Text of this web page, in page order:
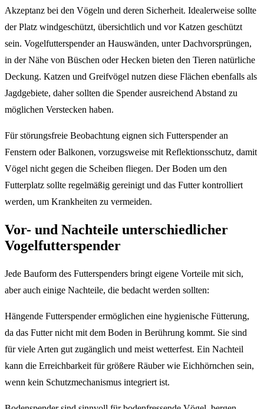
Akzeptanz bei den Vögeln und deren Sicherheit. Idealerweise sollte
der Platz windgeschützt, übersichtlich und vor Katzen geschützt
sein. Vogelfutterspender an Hauswänden, unter Dachvorsprüngen,
in der Nähe von Büschen oder Hecken bieten den Tieren natürliche
Deckung. Katzen und Greifvögel nutzen diese Flächen ebenfalls als
Jagdgebiete, daher sollten die Spender ausreichend Abstand zu
möglichen Verstecken haben.
Für störungsfreie Beobachtung eignen sich Futterspender an
Fenstern oder Balkonen, vorzugsweise mit Reflektionsschutz, damit
Vögel nicht gegen die Scheiben fliegen. Der Boden um den
Futterplatz sollte regelmäßig gereinigt und das Futter kontrolliert
werden, um Krankheiten zu vermeiden.
Vor- und Nachteile unterschiedlicher
Vogelfutterspender
Jede Bauform des Futterspenders bringt eigene Vorteile mit sich,
aber auch einige Nachteile, die bedacht werden sollten:
Hängende Futterspender ermöglichen eine hygienische Fütterung,
da das Futter nicht mit dem Boden in Berührung kommt. Sie sind
für viele Arten gut zugänglich und meist wetterfest. Ein Nachteil
kann die Erreichbarkeit für größere Räuber wie Eichhörnchen sein,
wenn kein Schutzmechanismus integriert ist.